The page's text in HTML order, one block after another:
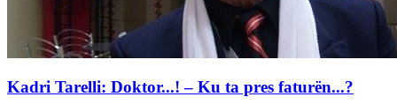
Kadri Tarelli: Doktor...! – Ku ta pres faturën...?